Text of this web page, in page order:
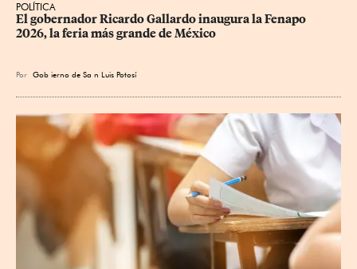
POLÍTICA
​El gobernador Ricardo Gallardo inaugura la Fenapo
2026, la feria más grande de México
Por Gob ierno de Sa n Luis Potosí